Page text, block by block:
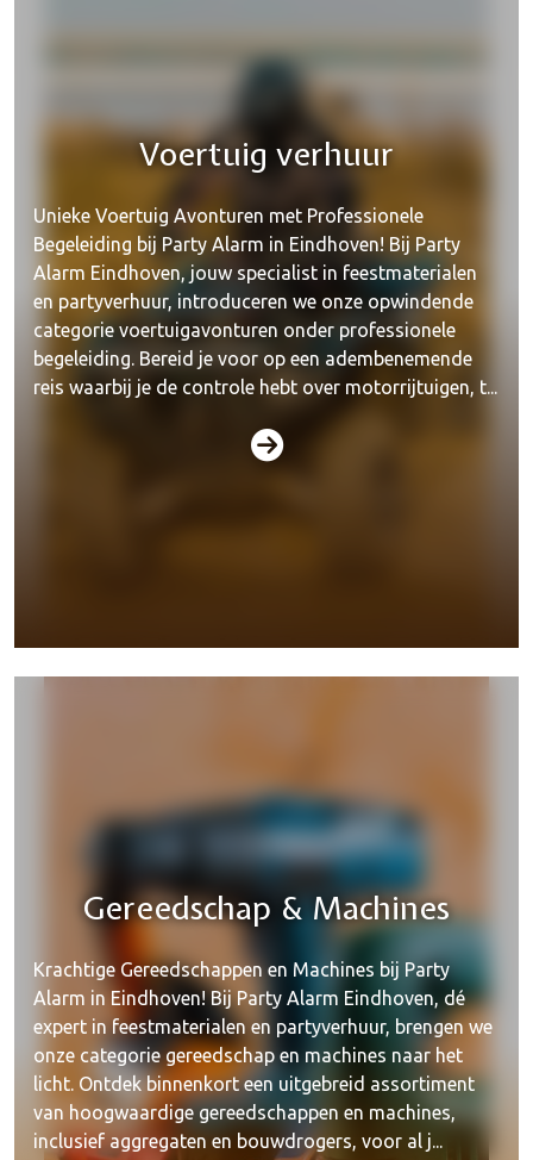
Voertuig verhuur
Unieke Voertuig Avonturen met Professionele
Begeleiding bij Party Alarm in Eindhoven! Bij Party
Alarm Eindhoven, jouw specialist in feestmaterialen
en partyverhuur, introduceren we onze opwindende
categorie voertuigavonturen onder professionele
begeleiding. Bereid je voor op een adembenemende
reis waarbij je de controle hebt over motorrijtuigen, t...
Gereedschap & Machines
Krachtige Gereedschappen en Machines bij Party
Alarm in Eindhoven! Bij Party Alarm Eindhoven, dé
expert in feestmaterialen en partyverhuur, brengen we
onze categorie gereedschap en machines naar het
licht. Ontdek binnenkort een uitgebreid assortiment
van hoogwaardige gereedschappen en machines,
inclusief aggregaten en bouwdrogers, voor al j...